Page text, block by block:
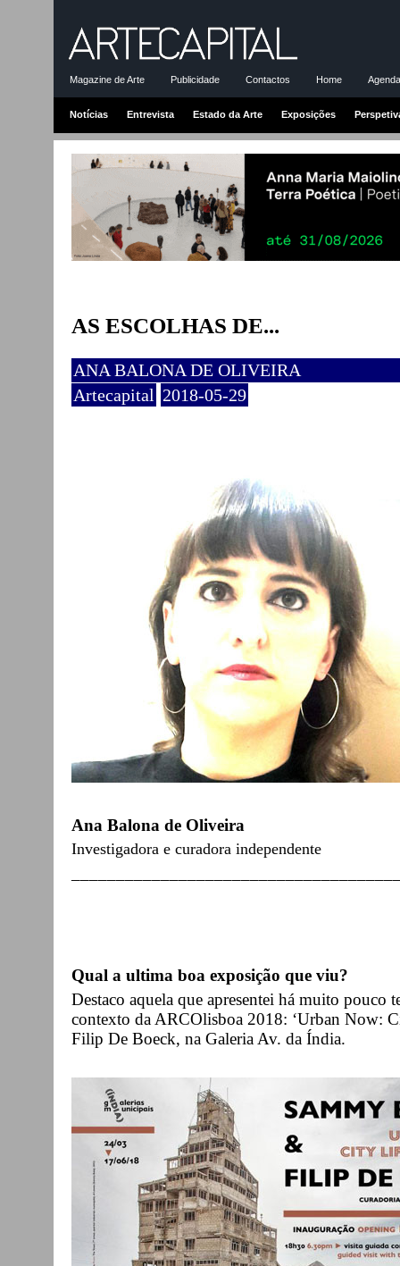
Magazine de Arte Publicidade Contactos Home
Notícias Entrevista Estado da Arte Exposições
AS ESCOLHAS DE...
ANA BALONA DE OLIVEIRA
Artecapital 2018-05-29
Ana Balona de Oliveira
Investigadora e curadora independente
Qual a ultima boa exposição que viu?
Destaco aquela que apresentei há muito pouco
contexto da ARCOlisboa 2018: ‘Urban Now:
Filip De Boeck, na Galeria Av. da Índia.